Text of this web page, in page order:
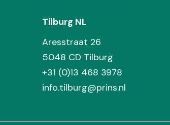
Tilburg NL
Aresstraat 26
5048 CD Tilburg
+31 (0)13 468 3978
info.tilburg@prins.nl